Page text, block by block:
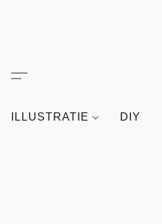
ILLUSTRATIE DIY